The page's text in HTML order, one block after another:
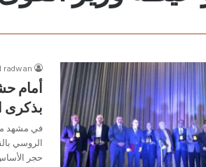
radwan
أمام
بذكرى
في مشهد
حجر